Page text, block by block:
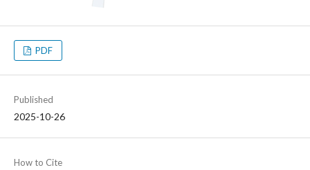
PDF
Published
2025-10-26
How to Cite